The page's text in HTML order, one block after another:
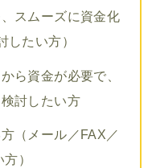
スムーズに資金化
したい方）
ら資金が必要で、
討したい方
（メール／FAX／
）